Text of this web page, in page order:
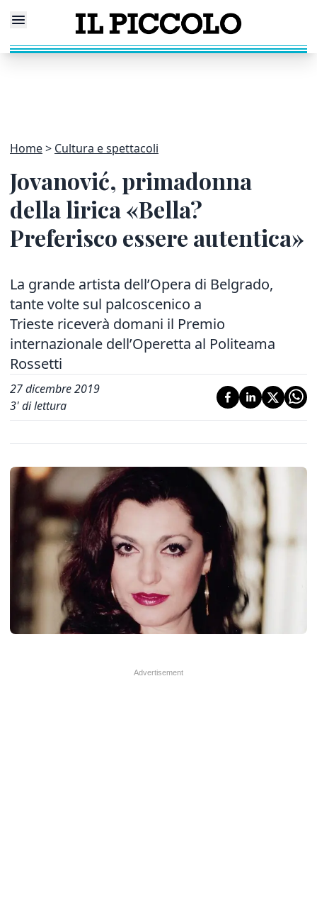
Home Cultura e spettacoli
Jovanović, primadonna
della lirica «Bella?
Preferisco essere autentica»
La grande artista dell’Opera di Belgrado,
tante volte sul palcoscenico a
Trieste riceverà domani il Premio
internazionale dell’Operetta al Politeama
Rossetti
27 dicembre 2019
3' di lettura